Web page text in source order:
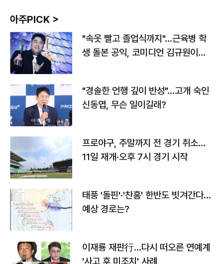
아주PICK >
"속옷 빨고 졸업식까지"…근육병 학
생 돌본 공익, 코미디언 김규원이었
"경솔한 언행 깊이 반성"…고개 숙인
신동엽, 무슨 일이길래?
프로야구, 주말까지 전 경기 취소…
11일 재개·오후 7시 경기 시작
태풍 '돌핀'·'찬홈' 한반도 빗겨간다…
예상 경로는?
이재룡 재판行…다시 떠오른 연예계
'사고 후 미조치' 사례